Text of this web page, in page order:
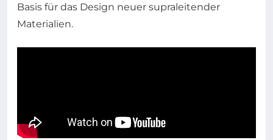
Basis für das Design neuer supraleitender
Materialien.